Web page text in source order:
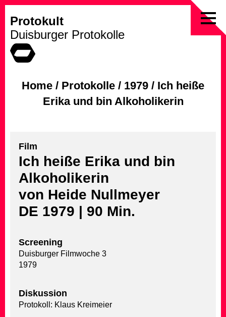
to
Protokult
Duisburger Protokolle
Home / Protokolle / 1979 / Ich heiße
Erika und bin Alkoholikerin
Film
Ich heiße Erika und bin
Alkoholikerin
von Heide Nullmeyer
DE 1979 | 90 Min.
Screening
Duisburger Filmwoche 3
1979
Diskussion
Protokoll: Klaus Kreimeier